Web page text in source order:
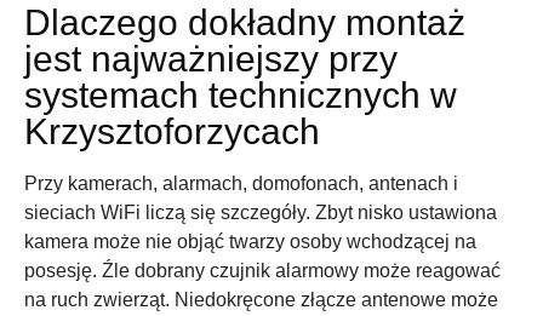
Dlaczego dokładny montaż
jest najważniejszy przy
systemach technicznych w
Krzysztoforzycach
Przy kamerach, alarmach, domofonach, antenach i
sieciach WiFi liczą się szczegóły. Zbyt nisko ustawiona
kamera może nie objąć twarzy osoby wchodzącej na
posesję. Źle dobrany czujnik alarmowy może reagować
na ruch zwierząt. Niedokręcone złącze antenowe może